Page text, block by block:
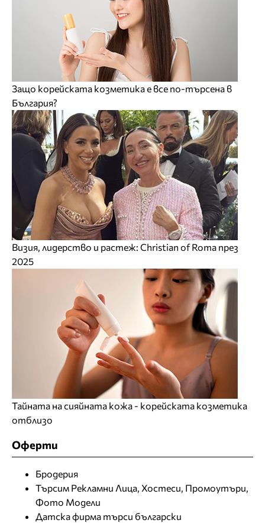
Защо корейската козметика е все по-търсена в
България?
Визия, лидерство и растеж: Christian of Roma през
2025
Тайната на сияйната кожа - корейската козметика
отблизо
Оферти
Бродерия
Търсим Рекламни Лица, Хостеси, Промоутъри,
Фото Модели
Датска фирма търси български